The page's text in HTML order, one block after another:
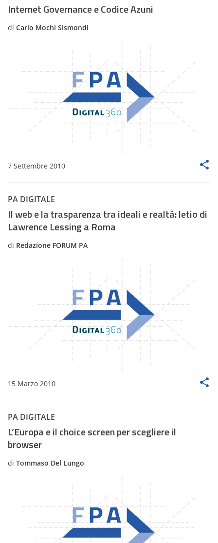
Internet Governance e Codice Azuni
di Carlo Mochi Sismondi
7 Settembre 2010
PA DIGITALE
Il web e la trasparenza tra ideali e realtà: letio di
Lawrence Lessing a Roma
di Redazione FORUM PA
15 Marzo 2010
PA DIGITALE
L’Europa e il choice screen per scegliere il
browser
di Tommaso Del Lungo